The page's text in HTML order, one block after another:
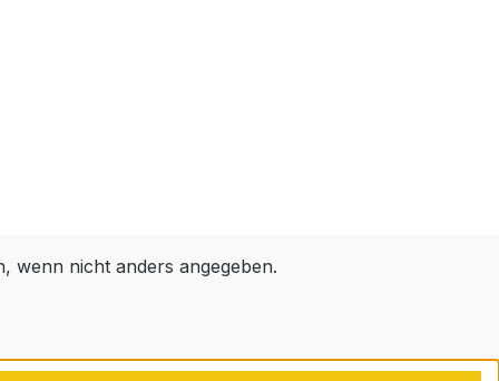
wenn nicht anders angegeben.